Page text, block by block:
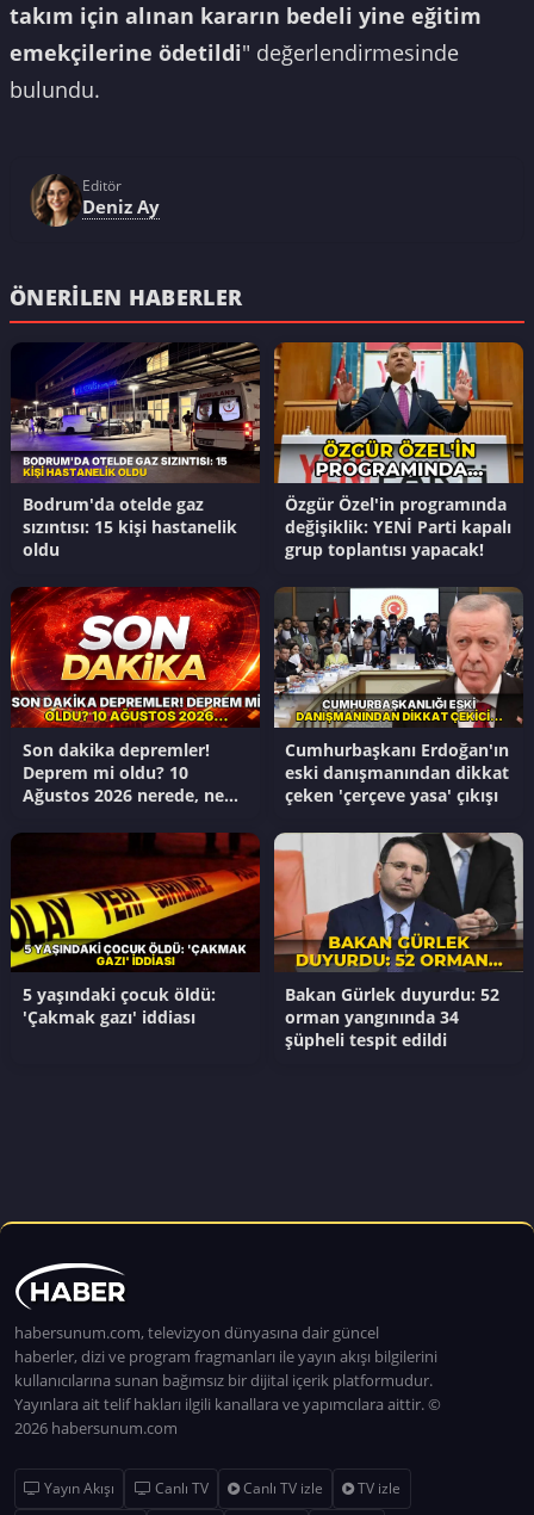
takım için alınan kararın bedeli yine eğitim
emekçilerine ödetildi" değerlendirmesinde
bulundu.
Editör
Deniz Ay
ÖNERILEN HABERLER
Bodrum'da otelde gaz
sızıntısı: 15 kişi hastanelik
oldu
Özgür Özel'in programında
değişiklik: YENİ Parti kapalı
grup toplantısı yapacak!
Son dakika depremler!
Deprem mi oldu? 10
Ağustos 2026 nerede, ne
Cumhurbaşkanı Erdoğan'ın
eski danışmanından dikkat
çeken 'çerçeve yasa' çıkışı
5 yaşındaki çocuk öldü:
'Çakmak gazı' iddiası
Bakan Gürlek duyurdu: 52
orman yangınında 34
şüpheli tespit edildi
habersunum.com, televizyon dünyasına dair güncel
haberler, dizi ve program fragmanları ile yayın akışı bilgilerini
kullanıcılarına sunan bağımsız bir dijital içerik platformudur.
Yayınlara ait telif hakları ilgili kanallara ve yapımcılara aittir. ©
2026 habersunum.com
Yayın Akışı Canlı TV Canlı TV izle TV izle